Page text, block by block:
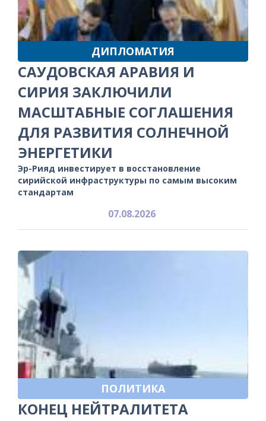
ДИПЛОМАТИЯ
САУДОВСКАЯ АРАВИЯ И
СИРИЯ ЗАКЛЮЧИЛИ
МАСШТАБНЫЕ СОГЛАШЕНИЯ
ДЛЯ РАЗВИТИЯ СОЛНЕЧНОЙ
ЭНЕРГЕТИКИ
Эр-Рияд инвестирует в восстановление
сирийской инфраструктуры по самым высоким
стандартам
07.08.2026
ПОЛИТИКА
КОНЕЦ НЕЙТРАЛИТЕТА